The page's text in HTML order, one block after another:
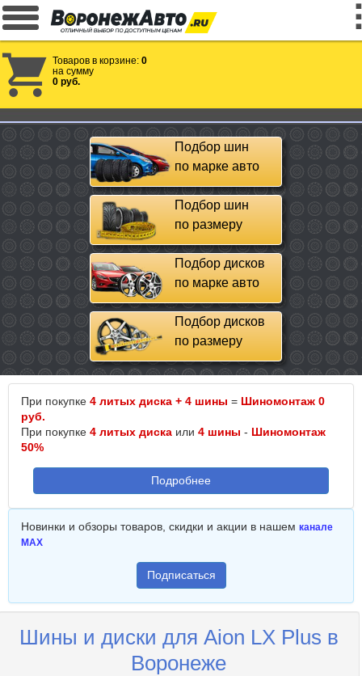
Товаров в корзине: 0
на сумму
0 руб.
Подбор шин
по марке авто
Подбор шин
по размеру
Подбор дисков
по марке авто
Подбор дисков
по размеру
При покупке 4 литых диска + 4 шины = Шиномонтаж 0
руб.
При покупке 4 литых диска или 4 шины - Шиномонтаж
50%
Подробнее
Новинки и обзоры товаров, скидки и акции в нашем канале
MAX
Подписаться
Шины и диски для Aion LX Plus в
Воронеже